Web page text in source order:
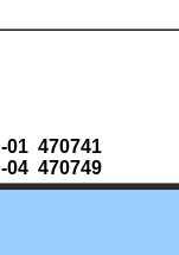
-01 470741
-04 470749